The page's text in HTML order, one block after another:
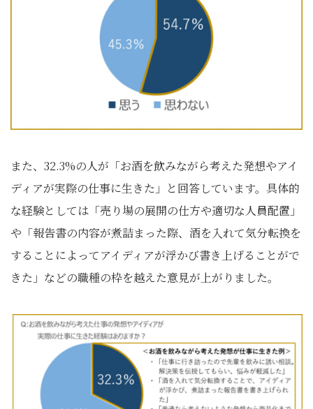
また、32.3%の人が「お酒を飲みながら考えた発想やアイ
ディアが実際の仕事に生きた」と回答しています。具体的
な経験としては「売り場の展開の仕方や適切な人員配置」
や「報告書の内容が煮詰まった際、酒を入れて気分転換を
することによってアイディアが浮かび書き上げることがで
きた」などの職種の枠を越えた意見が上がりました。